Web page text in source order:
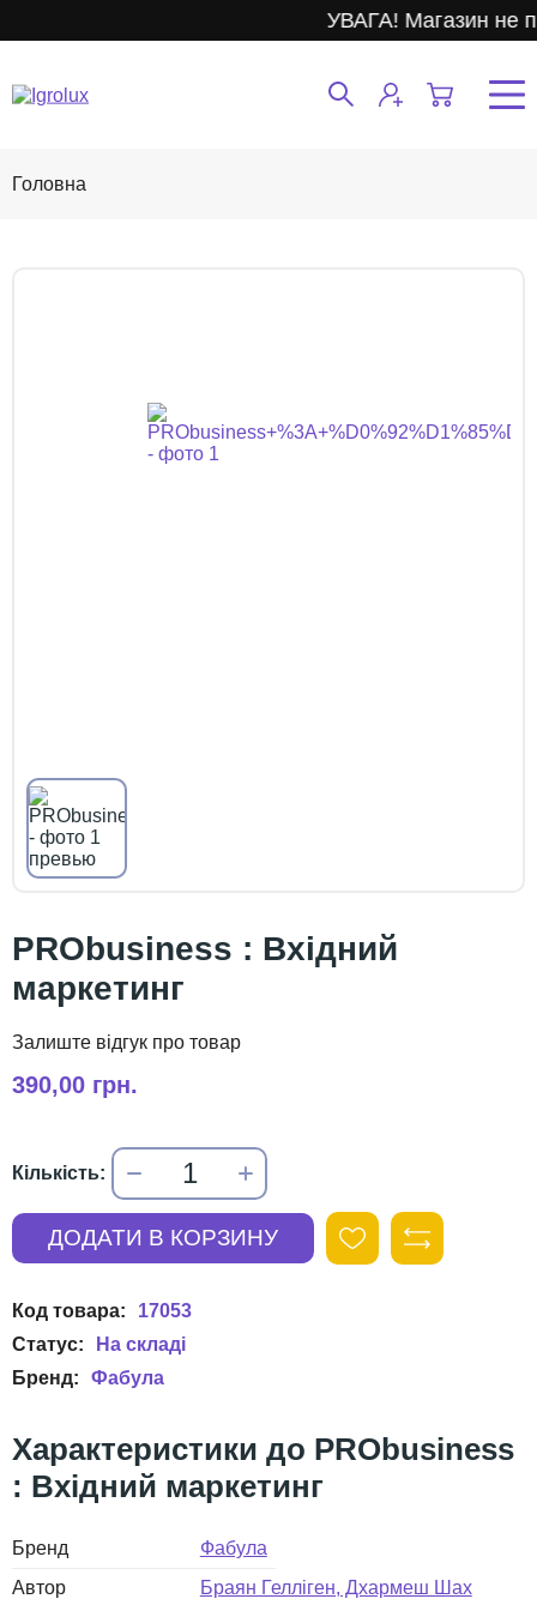
УВАГА! Магазин не
PRObusiness : Вхідний
маркетинг
390,00 грн.
17053
Фабула
PRObusiness
: Вхідний маркетинг
Бренд
Фабула
Автор
Браян Гелліген, Дхармеш Шах